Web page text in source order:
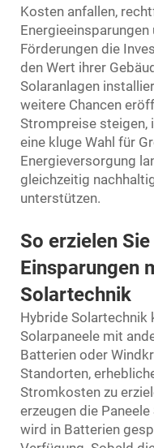
Kosten anfallen,
Förderungen die
den Wert ihrer
Solaranlagen
weitere Chancen
Strompreise steigen,
eine kluge Wahl für
Energieversorgung
gleichzeitig
unterstützen.
So erzielen
Einsparungen
Solartechnik
Hybride
Solarpaneele mit
Batterien oder
Standorten,
Stromkosten zu
erzeugen die
wird in Batterien